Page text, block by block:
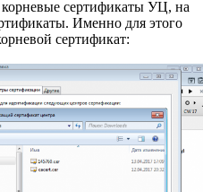
сертификаты УЦ, на
Именно для этого
сертификат: